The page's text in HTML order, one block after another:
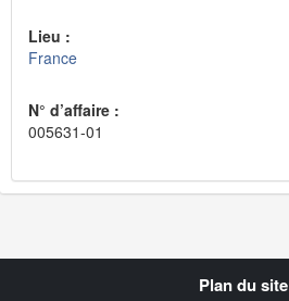
Lieu :
France
N° d’affaire :
005631-01
Plan du site